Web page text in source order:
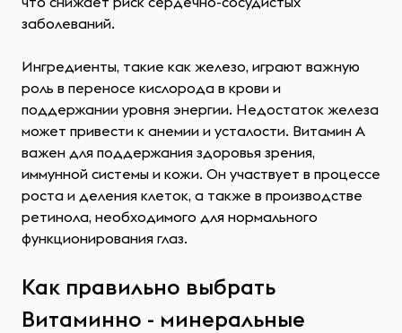
заболеваний.
Ингредиенты, такие как железо, играют важную
роль в переносе кислорода в крови и
поддержании уровня энергии. Недостаток железа
может привести к анемии и усталости. Витамин A
важен для поддержания здоровья зрения,
иммунной системы и кожи. Он участвует в процессе
роста и деления клеток, а также в производстве
ретинола, необходимого для нормального
функционирования глаз.
Как правильно выбрать
Витаминно - минеральные